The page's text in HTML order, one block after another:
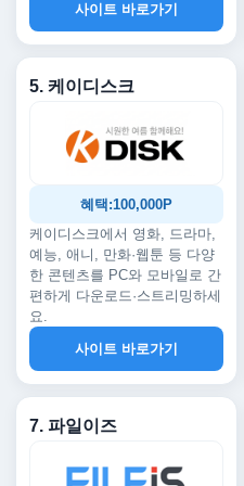
사이트 바로가기
5. 케이디스크
혜택:100,000P
케이디스크에서 영화, 드라마,
예능, 애니, 만화·웹툰 등 다양
한 콘텐츠를 PC와 모바일로 간
편하게 다운로드·스트리밍하세
요.
사이트 바로가기
7. 파일이즈